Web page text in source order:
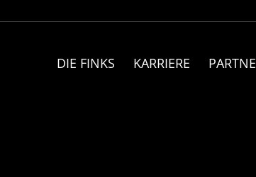
DIE FINKS KARRIERE